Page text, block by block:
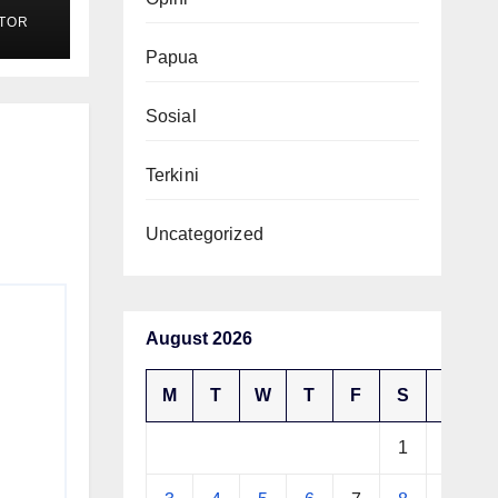
Papua
Sosial
Terkini
Uncategorized
August 2026
M T W T F S
1